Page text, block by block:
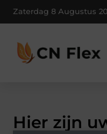
Zaterdag 8 Augustus
Hier zijn